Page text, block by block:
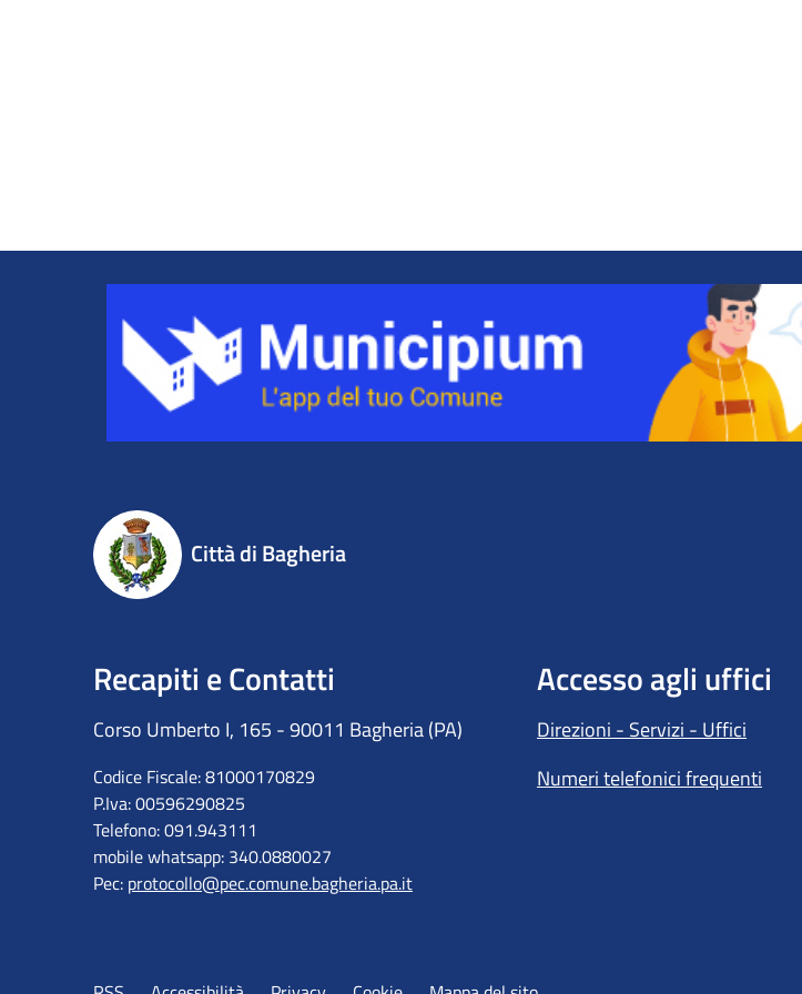
Città di Bagheria
Recapiti e Contatti
Corso Umberto I, 165 - 90011 Bagheria (PA)
Codice Fiscale: 81000170829
P.Iva: 00596290825
Telefono: 091.943111
mobile whatsapp: 340.0880027
Pec: protocollo@pec.comune.bagheria.pa.it
Accesso agli uffici
Direzioni - Servizi - Uffici
Numeri telefonici frequenti